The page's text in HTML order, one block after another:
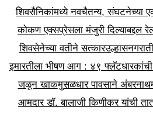
शिवसैनिकांमध्ये नवचैतन्य, संघटनेच्या
कोकण एक्सप्रेसला मंजुरी दिल्याबद्दल
शिवसेनेच्या वतीने सत्कार
इमारतीला भीषण आग : ४९
जळून खाकमुसळधार पावसाने
आमदार डॉ. बालाजी किणीकर यांची